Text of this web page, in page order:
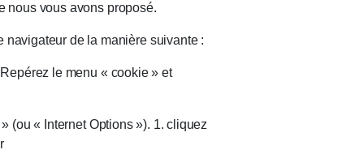
nous vous avons proposé.
navigateur de la manière suivante :
le menu « cookie » et
(ou « Internet Options »). 1. cliquez